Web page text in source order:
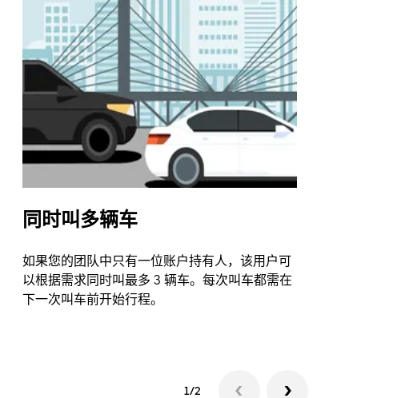
同时叫多辆车
如果您的团队中只有一位账户持有人，该用户可
以根据需求同时叫最多 3 辆车。每次叫车都需在
下一次叫车前开始行程。
1/2